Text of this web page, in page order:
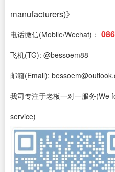
manufacturers)》
电话微信(Mobile/Wechat)：
飞机(TG): @bessoem88
邮箱(Email):
我司专注于老板一对一服务(We
service)